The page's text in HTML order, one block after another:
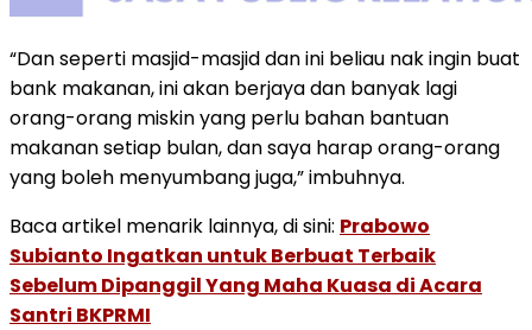
“Dan seperti masjid-masjid dan ini beliau nak ingin buat
bank makanan, ini akan berjaya dan banyak lagi
orang-orang miskin yang perlu bahan bantuan
makanan setiap bulan, dan saya harap orang-orang
yang boleh menyumbang juga,” imbuhnya.
Baca artikel menarik lainnya, di sini: Prabowo
Subianto Ingatkan untuk Berbuat Terbaik
Sebelum Dipanggil Yang Maha Kuasa di Acara
Santri BKPRMI